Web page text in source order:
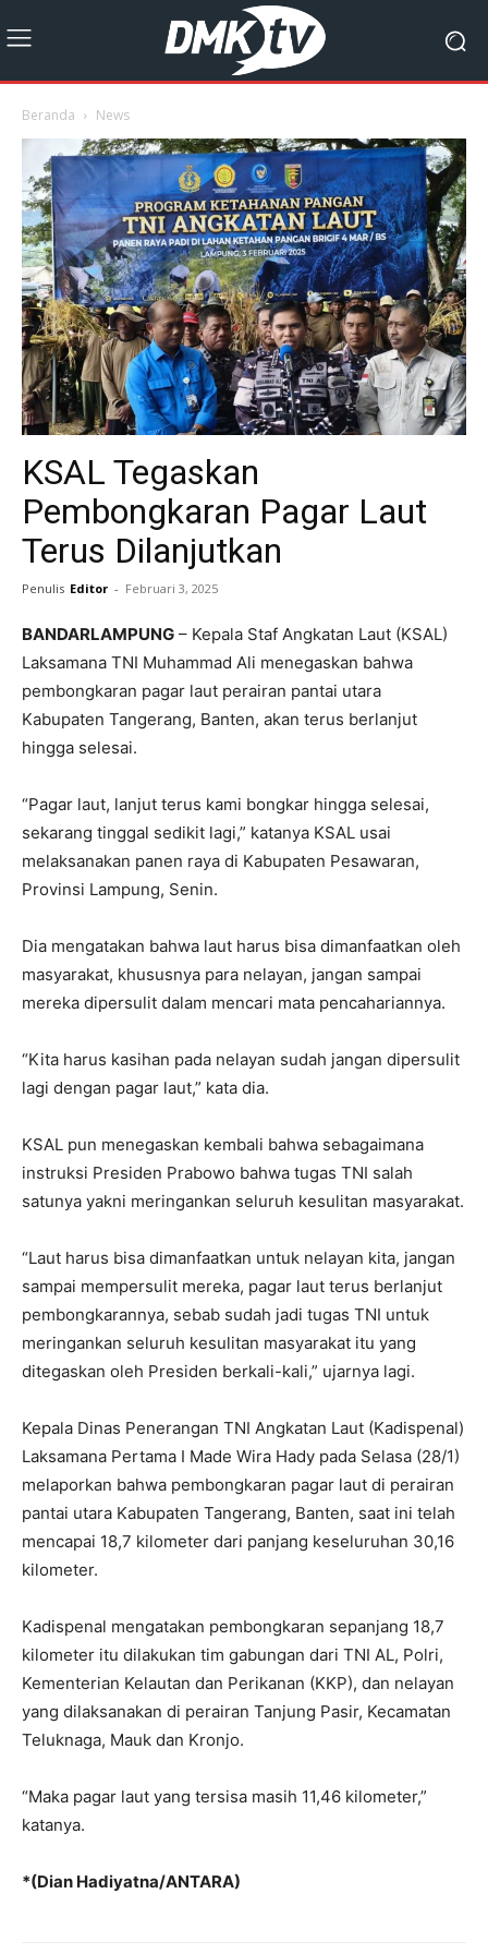
Beranda News
KSAL Tegaskan
Pembongkaran Pagar Laut
Terus Dilanjutkan
Penulis Editor - Februari 3, 2025
BANDARLAMPUNG – Kepala Staf Angkatan Laut (KSAL)
Laksamana TNI Muhammad Ali menegaskan bahwa
pembongkaran pagar laut perairan pantai utara
Kabupaten Tangerang, Banten, akan terus berlanjut
hingga selesai.
“Pagar laut, lanjut terus kami bongkar hingga selesai,
sekarang tinggal sedikit lagi,” katanya KSAL usai
melaksanakan panen raya di Kabupaten Pesawaran,
Provinsi Lampung, Senin.
Dia mengatakan bahwa laut harus bisa dimanfaatkan oleh
masyarakat, khususnya para nelayan, jangan sampai
mereka dipersulit dalam mencari mata pencahariannya.
“Kita harus kasihan pada nelayan sudah jangan dipersulit
lagi dengan pagar laut,” kata dia.
KSAL pun menegaskan kembali bahwa sebagaimana
instruksi Presiden Prabowo bahwa tugas TNI salah
satunya yakni meringankan seluruh kesulitan masyarakat.
“Laut harus bisa dimanfaatkan untuk nelayan kita, jangan
sampai mempersulit mereka, pagar laut terus berlanjut
pembongkarannya, sebab sudah jadi tugas TNI untuk
meringankan seluruh kesulitan masyarakat itu yang
ditegaskan oleh Presiden berkali-kali,” ujarnya lagi.
Kepala Dinas Penerangan TNI Angkatan Laut (Kadispenal)
Laksamana Pertama I Made Wira Hady pada Selasa (28/1)
melaporkan bahwa pembongkaran pagar laut di perairan
pantai utara Kabupaten Tangerang, Banten, saat ini telah
mencapai 18,7 kilometer dari panjang keseluruhan 30,16
kilometer.
Kadispenal mengatakan pembongkaran sepanjang 18,7
kilometer itu dilakukan tim gabungan dari TNI AL, Polri,
Kementerian Kelautan dan Perikanan (KKP), dan nelayan
yang dilaksanakan di perairan Tanjung Pasir, Kecamatan
Teluknaga, Mauk dan Kronjo.
“Maka pagar laut yang tersisa masih 11,46 kilometer,”
katanya.
*(Dian Hadiyatna/ANTARA)